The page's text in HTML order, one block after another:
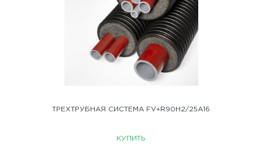
ТРЕХТРУБНАЯ СИСТЕМА FV+R90H2/25A16
КУПИТЬ